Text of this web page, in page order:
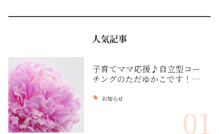
人気記事
子育てママ応援♪自立型コー
チングのただゆかこです！…
お知らせ
01